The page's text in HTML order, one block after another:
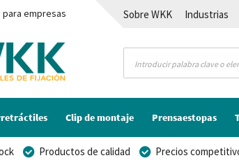
para empresas Sobre WKK Industrias
Clip de montaje Prensaestopas
Productos de calidad Precios